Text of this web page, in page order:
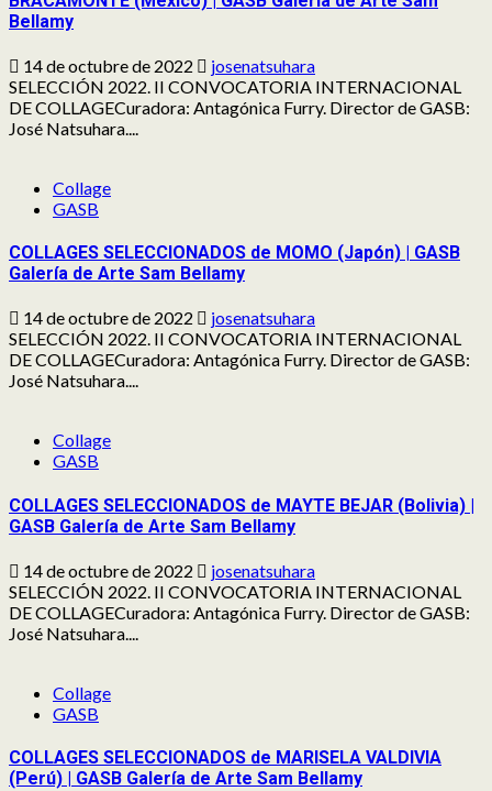
Bellamy
14 de octubre de 2022
josenatsuhara
SELECCIÓN 2022. II CONVOCATORIA INTERNACIONAL
DE COLLAGECuradora: Antagónica Furry. Director de GASB:
José Natsuhara....
Collage
GASB
COLLAGES SELECCIONADOS de MOMO (Japón) | GASB
Galería de Arte Sam Bellamy
14 de octubre de 2022
josenatsuhara
SELECCIÓN 2022. II CONVOCATORIA INTERNACIONAL
DE COLLAGECuradora: Antagónica Furry. Director de GASB:
José Natsuhara....
Collage
GASB
COLLAGES SELECCIONADOS de MAYTE BEJAR (Bolivia) |
GASB Galería de Arte Sam Bellamy
14 de octubre de 2022
josenatsuhara
SELECCIÓN 2022. II CONVOCATORIA INTERNACIONAL
DE COLLAGECuradora: Antagónica Furry. Director de GASB:
José Natsuhara....
Collage
GASB
COLLAGES SELECCIONADOS de MARISELA VALDIVIA
(Perú) | GASB Galería de Arte Sam Bellamy